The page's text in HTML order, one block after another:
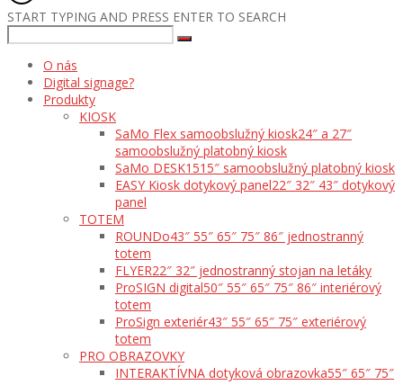
START TYPING AND PRESS ENTER TO SEARCH
O nás
Digital signage?
Produkty
KIOSK
SaMo Flex samoobslužný kiosk24″ a 27″
samoobslužný platobný kiosk
SaMo DESK1515″ samoobslužný platobný kiosk
EASY Kiosk dotykový panel22″ 32″ 43″ dotykový
panel
TOTEM
ROUNDo43″ 55″ 65″ 75″ 86″ jednostranný
totem
FLYER22″ 32″ jednostranný stojan na letáky
ProSIGN digital50″ 55″ 65″ 75″ 86″ interiérový
totem
ProSign exteriér43″ 55″ 65″ 75″ exteriérový
totem
PRO OBRAZOVKY
INTERAKTÍVNA dotyková obrazovka55″ 65″ 75″